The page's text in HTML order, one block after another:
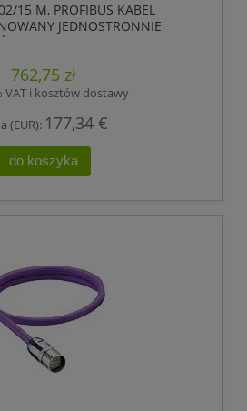
15 M, PROFIBUS KABEL
JEDNOSTRONNIE
ZŁĄCZE M23, 12 POLOWY.,
762,75 zł
VAT i kosztów dostawy
(EUR): 177,34 €
do koszyka